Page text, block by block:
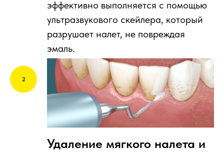
эффективно выполняется с помощью
ультразвукового скейлера, который
разрушает налет, не повреждая
эмаль.
Удаление мягкого налета и